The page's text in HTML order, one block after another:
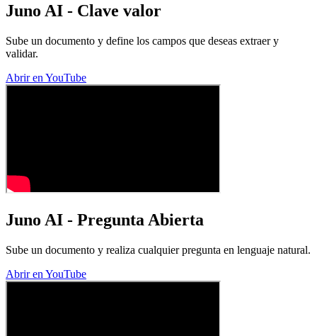
Juno AI - Clave valor
Sube un documento y define los campos que deseas extraer y
validar.
Abrir en YouTube
Juno AI - Pregunta Abierta
Sube un documento y realiza cualquier pregunta en lenguaje natural.
Abrir en YouTube